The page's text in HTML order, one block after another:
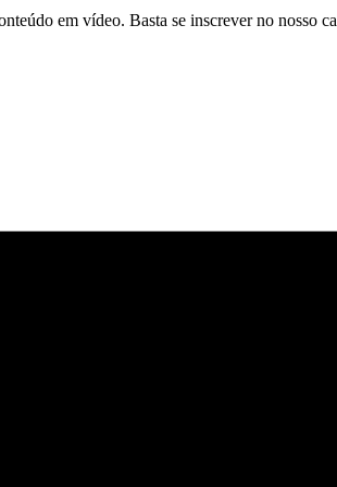
em vídeo. Basta se inscrever no nosso